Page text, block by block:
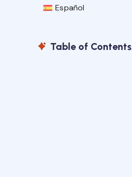
Español
Table of Contents